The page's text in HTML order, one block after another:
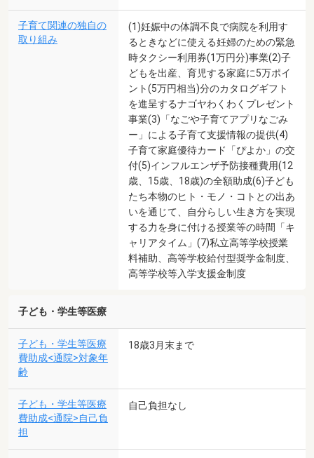
子育て関連の独自の
取り組み
(1)妊娠中の体調不良で病院を利用す
るときなどに使える妊婦のための緊急
時タクシー利用券(1万円分)事業(2)子
どもを出産、育児する家庭に5万ポイ
ント(5万円相当)分のカタログギフト
を進呈するナゴヤわくわくプレゼント
事業(3)「なごや子育てアプリなごみ
ー」による子育て支援情報の提供(4)
子育て家庭優待カード「ぴよか」の交
付(5)インフルエンザ予防接種費用(12
歳、15歳、18歳)の全額助成(6)子ども
たち本物のヒト・モノ・コトとの出あ
いを通じて、自分らしい生き方を実現
する力を身に付ける授業等の時間「キ
ャリアタイム」(7)私立高等学校授業
料補助、高等学校給付型奨学金制度、
高等学校等入学支援金制度
子ども・学生等医療
子ども・学生等医療
費助成<通院>対象年
齢
18歳3月末まで
子ども・学生等医療
費助成<通院>自己負
担
自己負担なし